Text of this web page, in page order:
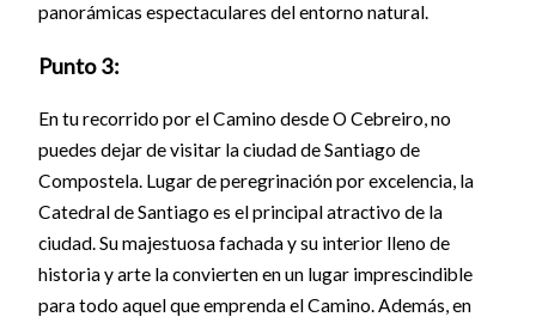
panorámicas espectaculares del entorno natural.
Punto 3:
En tu recorrido por el Camino desde O Cebreiro, no
puedes dejar de visitar la ciudad de Santiago de
Compostela. Lugar de peregrinación por excelencia, la
Catedral de Santiago es el principal atractivo de la
ciudad. Su majestuosa fachada y su interior lleno de
historia y arte la convierten en un lugar imprescindible
para todo aquel que emprenda el Camino. Además, en